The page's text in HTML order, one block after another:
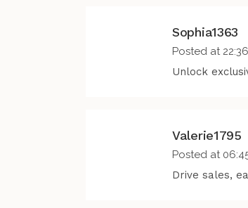
Sophia1363
Posted at
Unlock
Valerie1795
Posted at
Drive sales,